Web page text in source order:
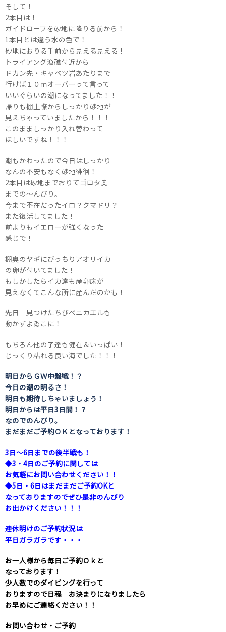
そして！
2本目は！
ガイドロープを砂地に降りる前から！
1本目とは違う水の色で！
砂地におりる手前から見える見える！
トライアング漁礁付近から
ドカン先・キャベツ岩あたりまで
行けば１０ｍオーバーって言って
いいぐらいの潮になってました！！
帰りも棚上際からしっかり砂地が
見えちゃっていましたから！！！
このまましっかり入れ替わって
ほしいですね！！！
潮もかわったので今日はしっかり
なんの不安もなく砂地徘徊！
2本目は砂地までおりてゴロタ奥
までの～んびり。
今まで不在だったイロ？クマドリ？
また復活してました！
前よりもイエローが強くなった
感じで！
棚奥のヤギにびっちりアオリイカ
の卵が付いてました！
もしかしたらイカ達も産卵床が
見えなくてこんな所に産んだのかも！
先日 見つけたちびベニカエルも
動かずよゐこに！
もちろん他の子達も健在＆いっぱい！
じっくり粘れる良い海でした！！！
明日からＧＷ中盤戦！？
今日の潮の明るさ！
明日も期待しちゃいましょう！
明日からは平日3日間！？
なのでのんびり。
まだまだご予約ＯＫとなっております！
3日～6日までの後半戦も！
◆3・4日のご予約に関しては
お気軽にお問い合わせください！！
◆5日・6日はまだまだご予約OKと
なっておりますのでぜひ是非のんびり
お出かけください！！！
連休明けのご予約状況は
平日ガラガラです・・・
お一人様から毎日ご予約Ｏｋと
なっております！
少人数でのダイビングを行って
おりますので日程 お決まりになりましたら
お早めにご連絡ください！！
お問い合わせ・ご予約